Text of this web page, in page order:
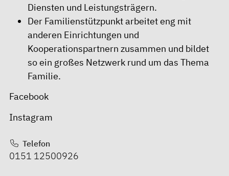
Diensten und Leistungsträgern.
Der Familienstützpunkt arbeitet eng mit
anderen Einrichtungen und
Kooperationspartnern zusammen und bildet
so ein großes Netzwerk rund um das Thema
Familie.
Facebook
Instagram
Telefon
0151 12500926